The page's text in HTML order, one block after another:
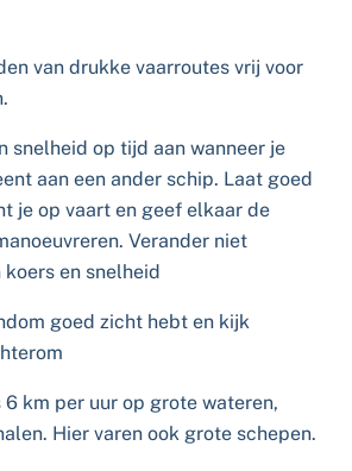
van drukke vaarroutes vrij voor
snelheid op tijd aan wanneer je
aan een ander schip. Laat goed
je op vaart en geef elkaar de
Verander niet
en snelheid
goed zicht hebt en kijk
6 km per uur op grote wateren,
Hier varen ook grote schepen.